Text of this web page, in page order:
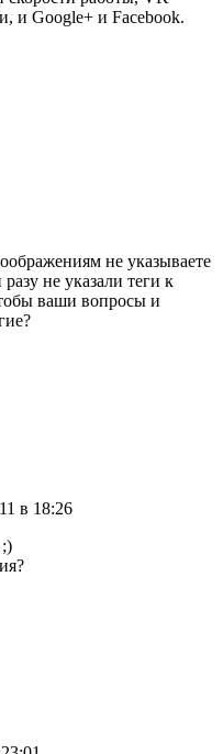
и Google+ и Facebook.
не указываете
не указали теги к
ваши вопросы и
в 18:26